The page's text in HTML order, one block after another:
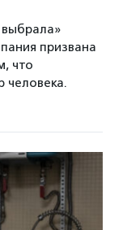
выбрала»
призвана
что